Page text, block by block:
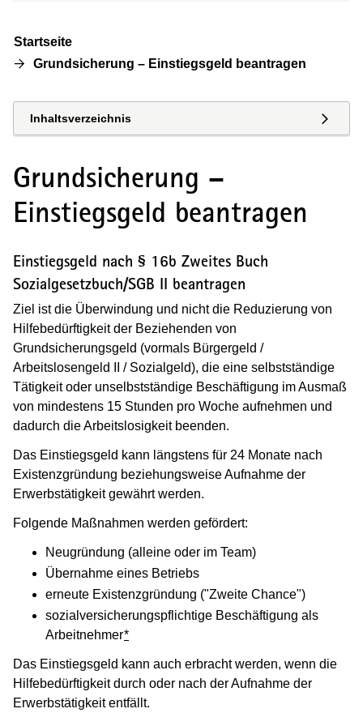
Startseite
Grundsicherung – Einstiegsgeld beantragen
Inhaltsverzeichnis
Grundsicherung –
Einstiegsgeld beantragen
Einstiegsgeld nach § 16b Zweites Buch
Sozialgesetzbuch/SGB II beantragen
Ziel ist die Überwindung und nicht die Reduzierung von
Hilfebedürftigkeit der Beziehenden von
Grundsicherungsgeld (vormals Bürgergeld /
Arbeitslosengeld II / Sozialgeld), die eine selbstständige
Tätigkeit oder unselbstständige Beschäftigung im Ausmaß
von mindestens 15 Stunden pro Woche aufnehmen und
dadurch die Arbeitslosigkeit beenden.
Das Einstiegsgeld kann längstens für 24 Monate nach
Existenzgründung beziehungsweise Aufnahme der
Erwerbstätigkeit gewährt werden.
Folgende Maßnahmen werden gefördert:
Neugründung (alleine oder im Team)
Übernahme eines Betriebs
erneute Existenzgründung ("Zweite Chance")
sozialversicherungspflichtige Beschäftigung als
Arbeitnehmer*
Das Einstiegsgeld kann auch erbracht werden, wenn die
Hilfebedürftigkeit durch oder nach der Aufnahme der
Erwerbstätigkeit entfällt.